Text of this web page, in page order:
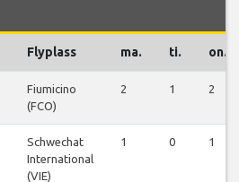
Flyplass ma. ti. on.
Fiumicino
(FCO)
2 1 2
Schwechat
International
(VIE)
1 0 1